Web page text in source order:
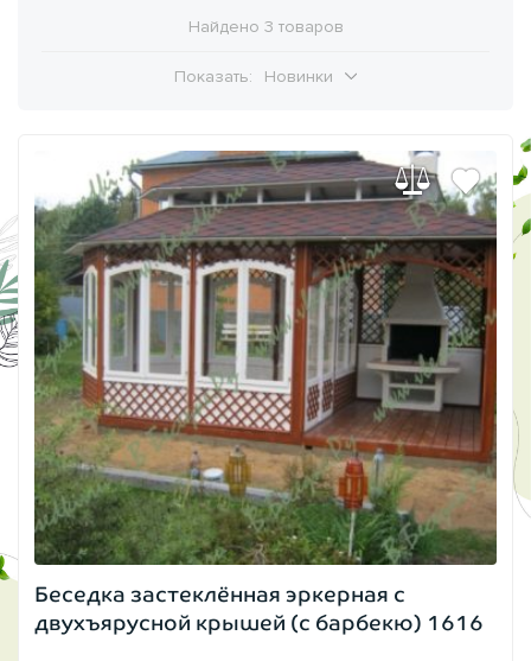
Найдено 3 товаров
Показать: Новинки
Беседка застеклённая эркерная с
двухъярусной крышей (с барбекю) 1616